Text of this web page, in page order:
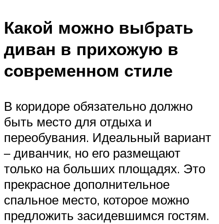
Какой можно выбрать
диван в прихожую в
современном стиле
В коридоре обязательно должно
быть место для отдыха и
переобувания. Идеальный вариант
– диванчик, но его размещают
только на больших площадях. Это
прекрасное дополнительное
спальное место, которое можно
предложить засидевшимся гостям.